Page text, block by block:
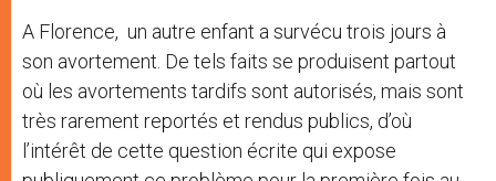
A Florence, un autre enfant a survécu trois jours à
son avortement. De tels faits se produisent partout
où les avortements tardifs sont autorisés, mais sont
très rarement reportés et rendus publics, d’où
l’intérêt de cette question écrite qui expose